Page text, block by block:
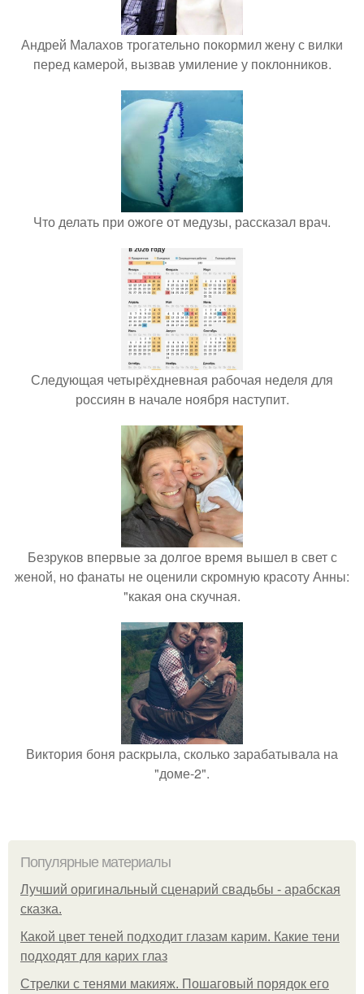
Андрей Малахов трогательно покормил жену с вилки
перед камерой, вызвав умиление у поклонников.
Что делать при ожоге от медузы, рассказал врач.
Следующая четырёхдневная рабочая неделя для
россиян в начале ноября наступит.
Безруков впервые за долгое время вышел в свет с
женой, но фанаты не оценили скромную красоту Анны:
"какая она скучная.
Виктория боня раскрыла, сколько зарабатывала на
"доме-2".
Популярные материалы
Лучший оригинальный сценарий свадьбы - арабская
сказка.
Какой цвет теней подходит глазам карим. Какие тени
подходят для карих глаз
Стрелки с тенями макияж. Пошаговый порядок его